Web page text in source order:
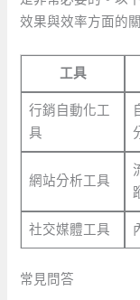
效果與效率方面的
工具
行銷自動化工
具
網站分析工具
社交媒體工具
常見問答